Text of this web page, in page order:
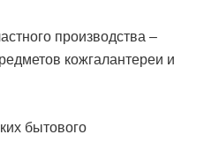
производства –
кожгалантереи и
бытового